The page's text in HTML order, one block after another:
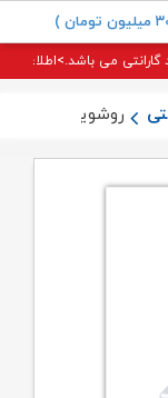
گارانتی می باشد.>اطلاعات
روشویی چینی